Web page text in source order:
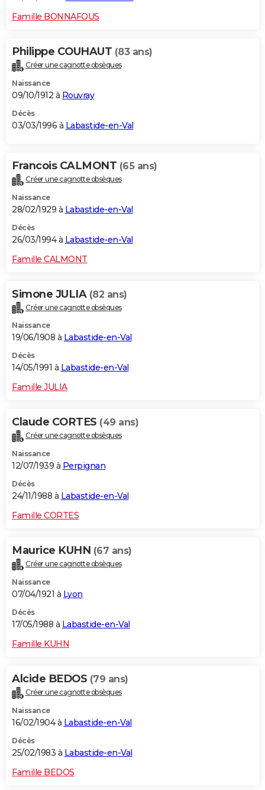
Famille BONNAFOUS
Philippe COUHAUT (83 ans)
Créer une cagnotte obsèques
Naissance
09/10/1912 à Rouvray
Décès
03/03/1996 à Labastide-en-Val
Francois CALMONT (65 ans)
Créer une cagnotte obsèques
Naissance
28/02/1929 à Labastide-en-Val
Décès
26/03/1994 à Labastide-en-Val
Famille CALMONT
Simone JULIA (82 ans)
Créer une cagnotte obsèques
Naissance
19/06/1908 à Labastide-en-Val
Décès
14/05/1991 à Labastide-en-Val
Famille JULIA
Claude CORTES (49 ans)
Créer une cagnotte obsèques
Naissance
12/07/1939 à Perpignan
Décès
24/11/1988 à Labastide-en-Val
Famille CORTES
Maurice KUHN (67 ans)
Créer une cagnotte obsèques
Naissance
07/04/1921 à Lyon
Décès
17/05/1988 à Labastide-en-Val
Famille KUHN
Alcide BEDOS (79 ans)
Créer une cagnotte obsèques
Naissance
16/02/1904 à Labastide-en-Val
Décès
25/02/1983 à Labastide-en-Val
Famille BEDOS